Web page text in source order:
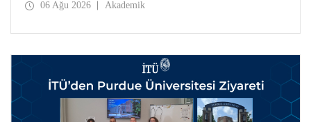
ilgili fakülte ve birimler adaylara bilgi vermeye devam
06 Ağu 2026 Akademik